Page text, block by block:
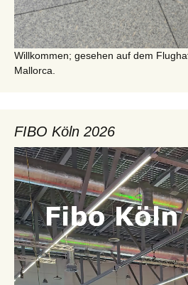
Willkommen; gesehen auf dem
Mallorca.
FIBO Köln 2026
Video-
Player